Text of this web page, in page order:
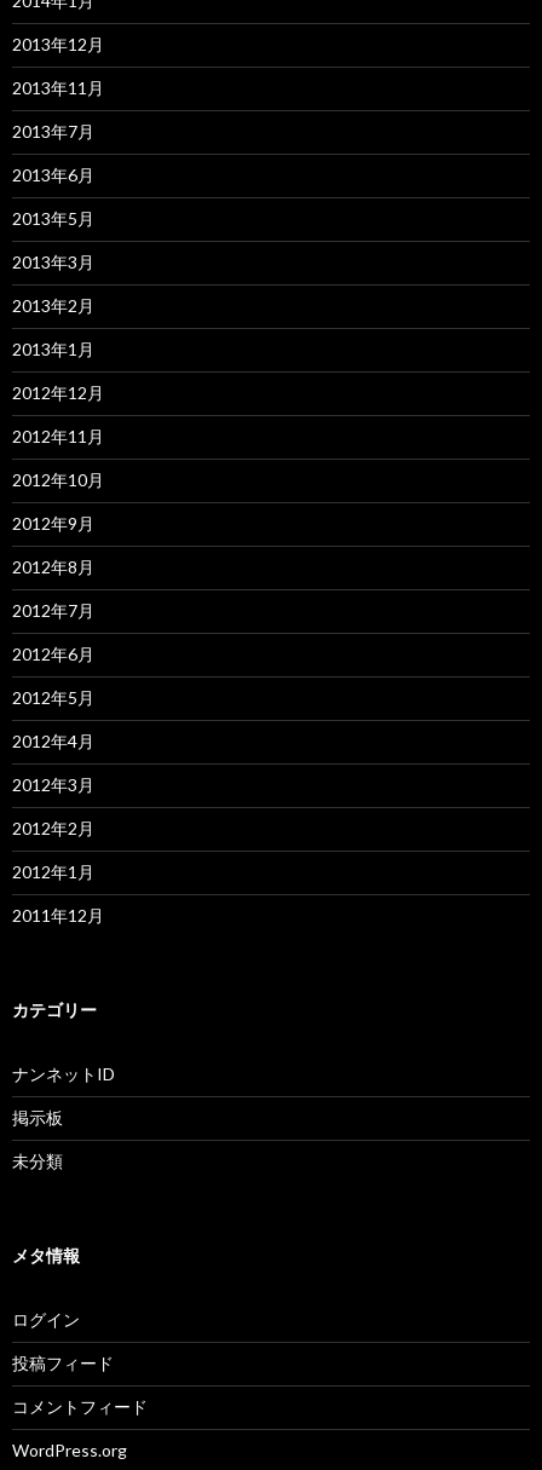
2013年12月
2013年11月
2013年7月
2013年6月
2013年5月
2013年3月
2013年2月
2013年1月
2012年12月
2012年11月
2012年10月
2012年9月
2012年8月
2012年7月
2012年6月
2012年5月
2012年4月
2012年3月
2012年2月
2012年1月
2011年12月
カテゴリー
ナンネットID
掲示板
未分類
メタ情報
ログイン
投稿フィード
コメントフィード
WordPress.org